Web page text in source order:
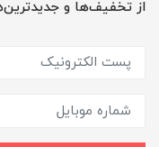
از تخفیف‌ها و